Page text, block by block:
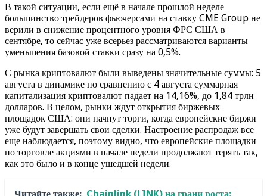
В такой ситуации, если ещё в начале прошлой неделе
большинство трейдеров фьючерсами на ставку CME Group не
верили в снижение процентного уровня ФРС США в
сентябре, то сейчас уже всерьез рассматриваются варианты
уменьшения базовой ставки сразу на 0,5%.
С рынка криптовалют были выведены значительные суммы: 5
августа в динамике по сравнению с 4 августа суммарная
капитализация криптовалют падает на 14,16%, до 1,84 трлн
долларов. В целом, рынки ждут открытия биржевых
площадок США: они начнут торги, когда европейские биржи
уже будут завершать свои сделки. Настроение распродаж все
еще наблюдается, поэтому видно, что европейские площадки
по торговле акциями в начале недели продолжают терять так,
как это было и в конце ушедшей недели.
Читайте также: Chainlink (LINK) на грани роста: